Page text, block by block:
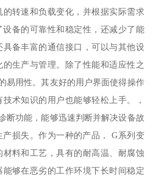
转速和负载变化，并根据实际需求
备的可靠性和稳定性，还减少了能
备丰富的通信接口，可以与其他设
生产与管理。除了性能和适应性之
易用性。其友好的用户界面使得操作
术知识的用户也能够轻松上手。，
断功能，能够迅速判断并解决设备故
损失。作为一种的产品， G系列变
料和工艺，具有的耐高温、耐腐蚀
够在恶劣的工作环境下长时间稳定